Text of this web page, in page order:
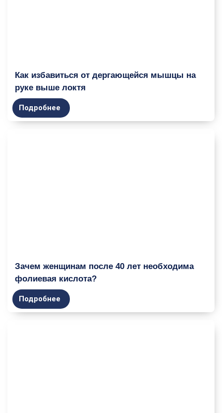
Как избавиться от дергающейся мышцы на
руке выше локтя
Подробнее
Зачем женщинам после 40 лет необходима
фолиевая кислота?
Подробнее